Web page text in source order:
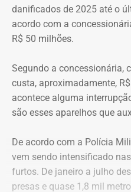
danificados de 2025 até o
acordo com a
R$ 50 milhões.
Segundo a concessionária,
custa, aproximadamente,
acontece alguma
são esses aparelhos que
De acordo com a Polícia
vem sendo intensificado
furtos. De janeiro a julho
presas e quase 1,8 mil